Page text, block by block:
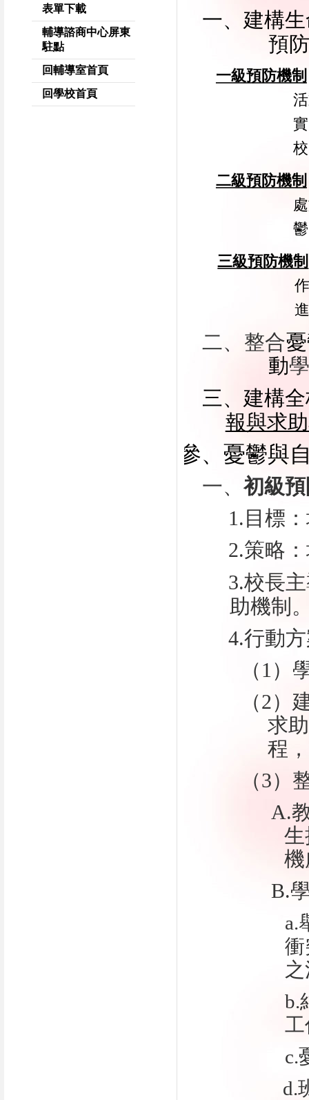
表單下載
輔導諮商中心屏東
駐點
回輔導室首頁
回學校首頁
一、建構
預
一級預防機制
二級預防機制
三級預防機制
二、整合
動
三、建構
報與求
參、憂鬱與
一、初級
1.目標
2.策略
3.校長
助機制
4.行動
（1 ）
（2）
求
程
（3）
A.
B.
a.
b.
工
c.
d.